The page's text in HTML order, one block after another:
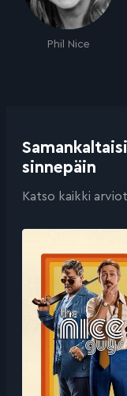
Phil Nice
sinnepäin
Katso kaikki arviot